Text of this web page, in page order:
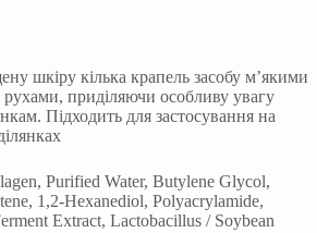
шкіру кілька крапель засобу м’якими
приділяючи особливу увагу
Підходить для застосування на
Purified Water, Butylene Glycol,
1,2-Hexanediol, Polyacrylamide,
Extract, Lactobacillus / Soybean